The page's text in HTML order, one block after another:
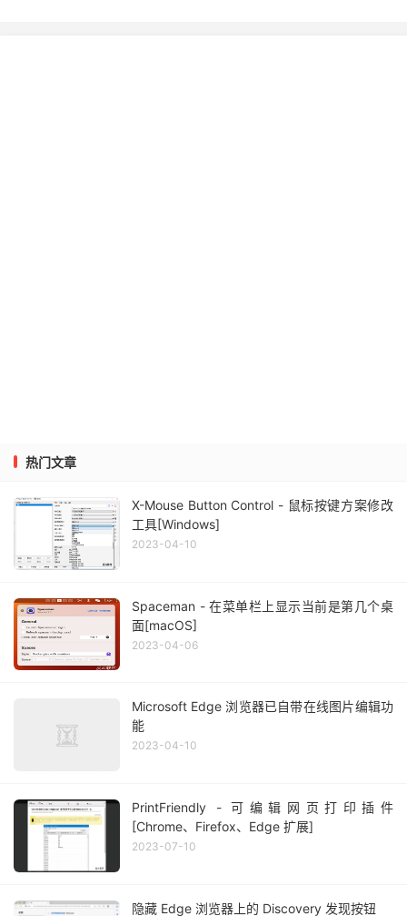
热门文章
X-Mouse Button Control - 鼠标按键方案修改
工具[Windows]
2023-04-10
Spaceman - 在菜单栏上显示当前是第几个桌
面[macOS]
2023-04-06
Microsoft Edge 浏览器已自带在线图片编辑功
能
2023-04-10
PrintFriendly - 可编辑网页打印插件
[Chrome、Firefox、Edge 扩展]
2023-07-10
隐藏 Edge 浏览器上的 Discovery 发现按钮